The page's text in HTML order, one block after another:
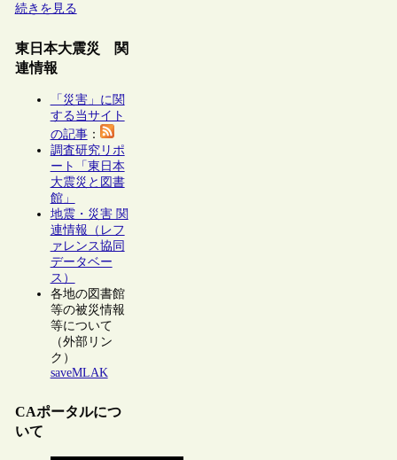
続きを見る
東日本大震災 関
連情報
「災害」に関
する当サイト
の記事：
調査研究リポ
ート「東日本
大震災と図書
館」
地震・災害 関
連情報（レフ
ァレンス協同
データベー
ス）
各地の図書館
等の被災情報
等について
（外部リン
ク）
saveMLAK
CAポータルにつ
いて